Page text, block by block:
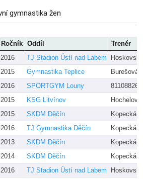
gymnastika žen
Ročník Oddíl
Trenér
2016 TJ Stadion Ústí nad Labem
Hoskovská
2015 Gymnastika Teplice
Burešová
2016 SPORTGYM Louny
81108826
2015 KSG Litvínov
Hochelová
2015 SKDM Děčín
Kopecká
2016 TJ Gymnastika Děčín
Kopecká
2013 SKDM Děčín
Kopecká
2014 SKDM Děčín
Kopecká
2016 TJ Stadion Ústí nad Labem Hoskovská